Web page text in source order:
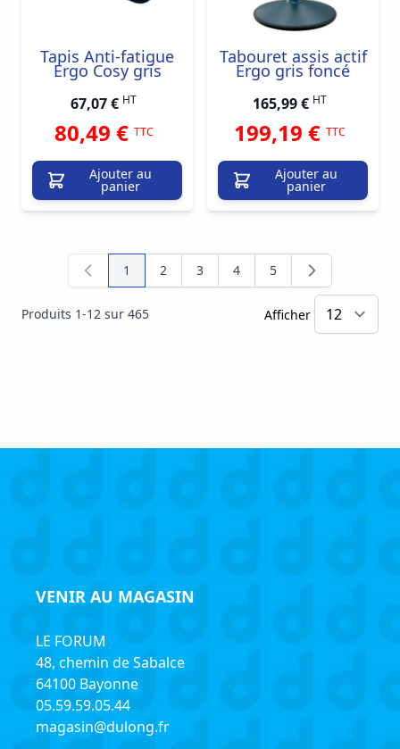
Tapis Anti-fatigue
Ergo Cosy gris
67,07 € HT
80,49 € TTC
Ajouter au
panier
Tabouret assis actif
Ergo gris foncé
165,99 € HT
199,19 € TTC
Ajouter au
panier
Produits 1-12 sur 465
Vous lisez actuellement la page
1 Page
2 Page
3 Page
4 Page
5
Afficher
VENIR AU MAGASIN
LE FORUM
48, chemin de Sabalce
64100 Bayonne
05.59.59.05.44
magasin@dulong.fr